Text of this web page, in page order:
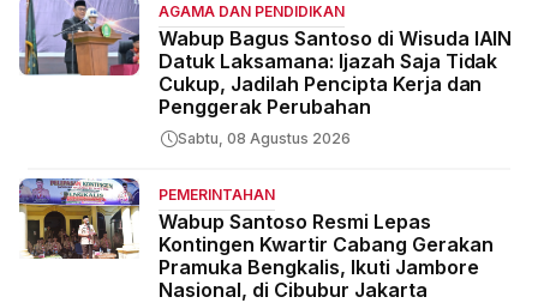
AGAMA DAN PENDIDIKAN
Wabup Bagus Santoso di Wisuda IAIN
Datuk Laksamana: Ijazah Saja Tidak
Cukup, Jadilah Pencipta Kerja dan
Penggerak Perubahan
Sabtu, 08 Agustus 2026
PEMERINTAHAN
Wabup Santoso Resmi Lepas
Kontingen Kwartir Cabang Gerakan
Pramuka Bengkalis, Ikuti Jambore
Nasional, di Cibubur Jakarta